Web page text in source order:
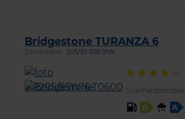
Bridgestone TURANZA 6
Zomerband 205/55 R16 91W
Snelheidsindex:
B
A